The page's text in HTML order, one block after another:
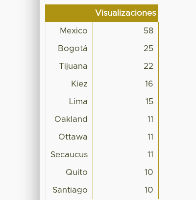
Visualizaciones
Mexico 58
Bogotá 25
Tijuana 22
Kiez 16
Lima 15
Oakland 11
Ottawa 11
Secaucus 11
Quito 10
Santiago 10